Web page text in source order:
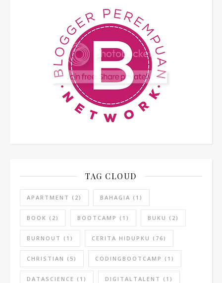
TAG CLOUD
APARTMENT (2) BAHAGIA (1)
BOOK (2) BOOTCAMP (1) BUKU (2)
BURNOUT (1) CERITA HIDUPKU (76)
CHRISTIAN (5) CODINGBOOTCAMP (1)
DATASCIENCE (1) DIGITALTALENT (1)